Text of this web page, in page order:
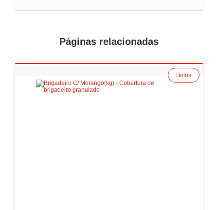
Páginas relacionadas
Bolos